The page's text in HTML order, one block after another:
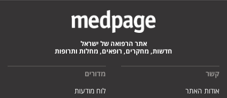
אתר הרפואה של ישראל
חדשות, מחקרים, רופאים, מחלות ותרופות
קשר
אודות האתר
מדורים
לוח מודעות